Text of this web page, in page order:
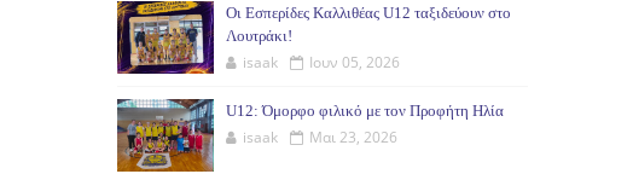
Οι Εσπερίδες Καλλιθέας U12 ταξιδεύουν στο
Λουτράκι!
isaak Ιουν 05, 2026
U12: Όμορφο φιλικό με τον Προφήτη Ηλία
isaak Μαι 23, 2026